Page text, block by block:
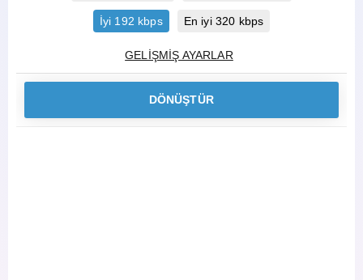
İyi 192 kbps En iyi 320 kbps
GELIŞMIŞ AYARLAR
DÖNÜŞTÜR